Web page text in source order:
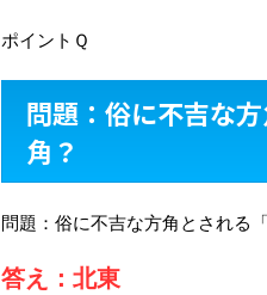
ポイントＱ
問題：俗に不吉な
角？
問題：俗に不吉な方角とされる
答え：北東